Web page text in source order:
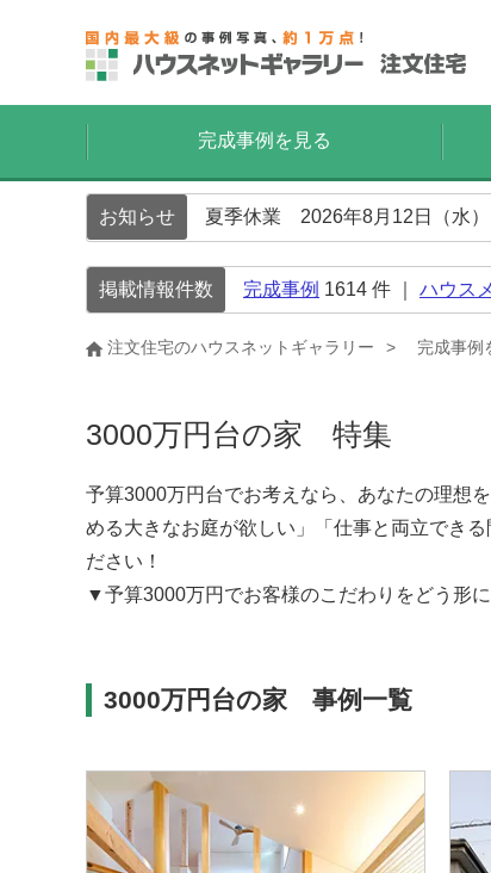
完成事例を見る
お知らせ 夏季休業 2026年8月12日（水
掲載情報件数 完成事例 1614 件 ｜ ハウス
注文住宅のハウスネットギャラリー 完成事例
3000万円台の家 特集
予算3000万円台でお考えなら、あなたの理想
める大きなお庭が欲しい」「仕事と両立でき
ださい！
▼予算3000万円でお客様のこだわりをどう形
3000万円台の家 事例一覧